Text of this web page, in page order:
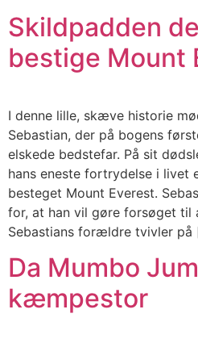
Skildpadden
bestige Mount
I denne lille, skæve historie
Sebastian, der på bogens
elskede bedstefar. På sit
hans eneste fortrydelse i livet
besteget Mount Everest.
for, at han vil gøre forsøget
Sebastians forældre tvivler på
Da Mumbo
kæmpestor